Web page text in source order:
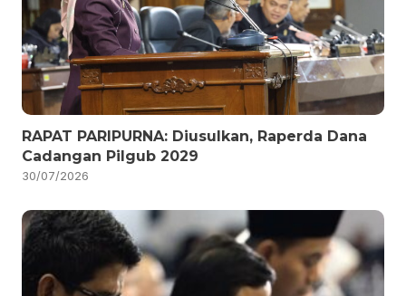
RAPAT PARIPURNA: Diusulkan, Raperda Dana
Cadangan Pilgub 2029
30/07/2026